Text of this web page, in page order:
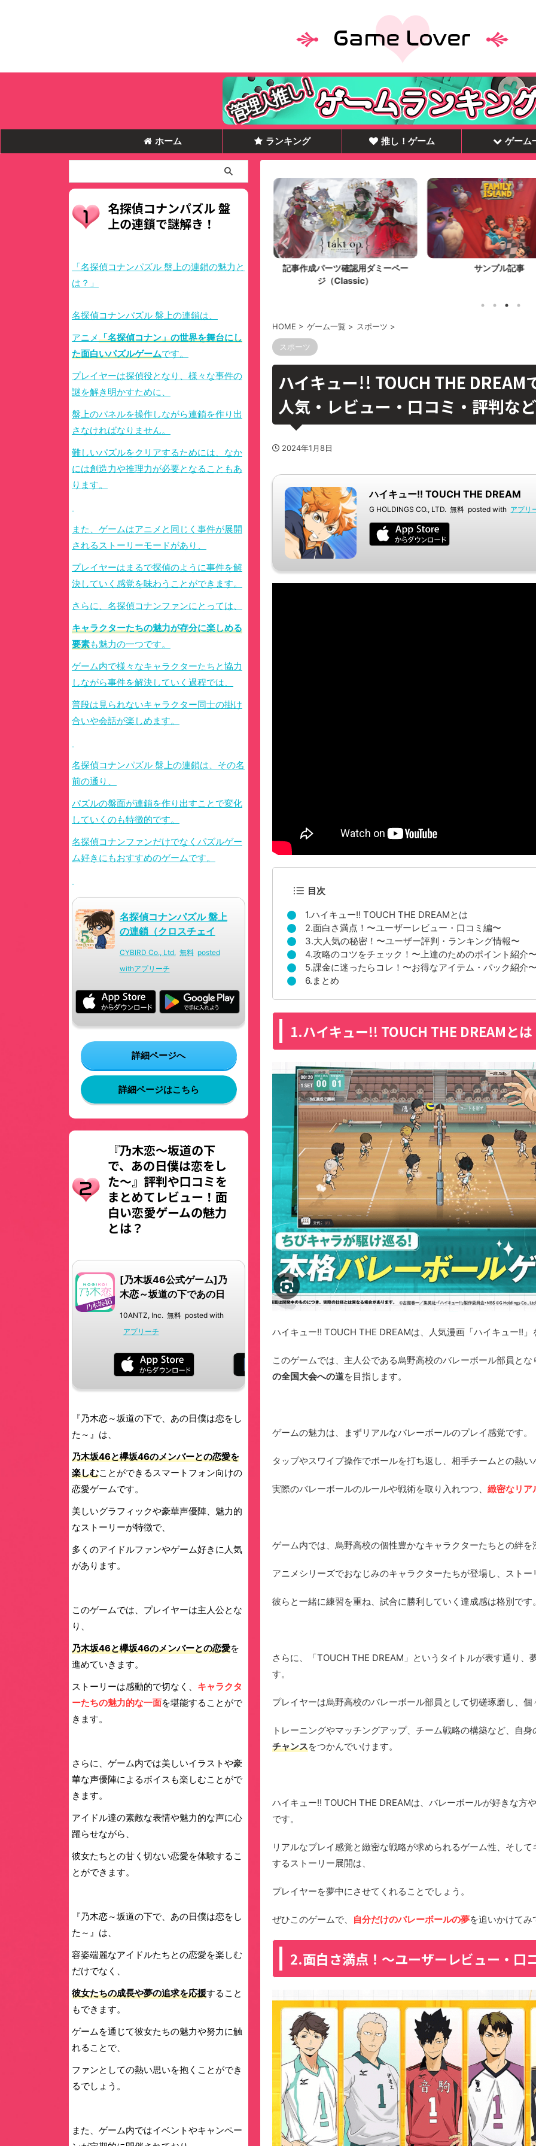
ホーム ランキング 推し！ゲーム ゲーム
テスト
記事作成パーツ確認用ダミーペー
ジ（Classic）
サンプル記事
HOME > ゲーム一覧 > スポーツ >
スポーツ
ハイキュー!! TOUCH THE
人気・レビュー・口コミ・評判な
2024年1月8日
ハイキュー!! TOUCH THE DREAM
G HOLDINGS CO., LTD. 無料 posted with アプリ
目次
1.ハイキュー!! TOUCH THE DREAMとは
2.面白さ満点！〜ユーザーレビュー・口コミ編〜
3.大人気の秘密！〜ユーザー評判・ランキング情報〜
4.攻略のコツをチェック！〜上達のためのポイント紹介
5.課金に迷ったらコレ！〜お得なアイテム・パック紹介
6.まとめ
1.ハイキュー!! TOUCH THE DREAMとは
ハイキュー!! TOUCH THE DREAMは、人気漫画「ハイキュー!!
このゲームでは、主人公である烏野高校のバレーボール部員と
の全国大会への道を目指します。
ゲームの魅力は、まずリアルなバレーボールのプレイ感覚です。
タップやスワイプ操作でボールを打ち返し、相手チームとの熱
実際のバレーボールのルールや戦術を取り入れつつ、 緻密なリア
ゲーム内では、烏野高校の個性豊かなキャラクターたちとの絆
アニメシリーズでおなじみのキャラクターたちが登場し、スト
彼らと一緒に練習を重ね、 試合に勝利していく達成感は格別です
さらに、「TOUCH THE DREAM」というタイトルが表す通り
す。
プレイヤーは烏野高校のバレーボール部員として切磋琢磨し、
トレーニングやマッチングアップ、チーム戦略の構築など、自
チャンスをつかんでいけます。
ハイキュー!! TOUCH THE DREAMは、バレーボールが好きな方
です。
リアルなプレイ感覚と緻密な戦略が求められるゲーム性、そし
するストーリー展開は、
プレイヤーを夢中にさせてくれることでしょう。
ぜひこのゲームで、 自分だけのバレーボールの夢を追いかけてみ
2.面白さ満点！〜ユーザーレビュー・口
名探偵コナンパズル 盤
上の連鎖で謎解き！
「名探偵コナンパズル 盤上の連鎖の魅力と
は？」
名探偵コナンパズル 盤上の連鎖は、
アニメ「名探偵コナン」の世界を舞台にし
た面白いパズルゲームです。
プレイヤーは探偵役となり、様々な事件の
謎を解き明かすために、
盤上のパネルを操作しながら連鎖を作り出
さなければなりません。
難しいパズルをクリアするためには、なか
には創造力や推理力が必要となることもあ
ります。
また、ゲームはアニメと同じく事件が展開
されるストーリーモードがあり、
プレイヤーはまるで探偵のように事件を解
決していく感覚を味わうことができます。
さらに、名探偵コナンファンにとっては、
キャラクターたちの魅力が存分に楽しめる
要素も魅力の一つです。
ゲーム内で様々なキャラクターたちと協力
しながら事件を解決していく過程では、
普段は見られないキャラクター同士の掛け
合いや会話が楽しめます。
名探偵コナンパズル 盤上の連鎖は、その名
前の通り、
パズルの盤面が連鎖を作り出すことで変化
していくのも特徴的です。
名探偵コナンファンだけでなく パズルゲー
ム好きにもおすすめのゲームです。
名探偵コナンパズル 盤上
の連鎖（クロスチェイ
CYBIRD Co., Ltd. 無料 posted
withアプリーチ
詳細ページへ
詳細ページはこちら
『乃木恋～坂道の下
で、あの日僕は恋をし
た～』評判や口コミを
まとめてレビュー！面
白い恋愛ゲームの魅力
とは？
[乃木坂46公式ゲーム]乃
木恋～坂道の下であの日
10ANTZ, Inc. 無料 posted with
アプリーチ
『乃木恋～坂道の下で、あの日僕は恋をし
た～』は、
乃木坂46と欅坂46のメンバーとの恋愛を
楽しむことができるスマートフォン向けの
恋愛ゲームです。
美しいグラフィックや豪華声優陣、魅力的
なストーリーが特徴で、
多くのアイドルファンやゲーム好きに人気
があります。
このゲームでは、プレイヤーは主人公とな
り、
乃木坂46と欅坂46のメンバーとの恋愛を
進めていきます。
ストーリーは感動的で切なく、 キャラクタ
ーたちの魅力的な一面を堪能することがで
きます。
さらに、ゲーム内では美しいイラストや豪
華な声優陣によるボイスも楽しむことがで
きます。
アイドル達の素敵な表情や魅力的な声に心
躍らせながら、
彼女たちとの甘く切ない恋愛を体験するこ
とができます。
『乃木恋～坂道の下で、あの日僕は恋をし
た～』は、
容姿端麗なアイドルたちとの恋愛を楽しむ
だけでなく、
彼女たちの成長や夢の追求を応援すること
もできます。
ゲームを通じて彼女たちの魅力や努力に触
れることで、
ファンとしての熱い思いを抱くことができ
るでしょう。
また、ゲーム内ではイベントやキャンペー